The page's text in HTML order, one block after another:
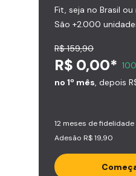
Fit, seja no Brasil
São +2.000
R$ 159,90
R$ 0,00*
no 1º mês, depois
12 meses de fidelidade
Adesão R$ 19,90